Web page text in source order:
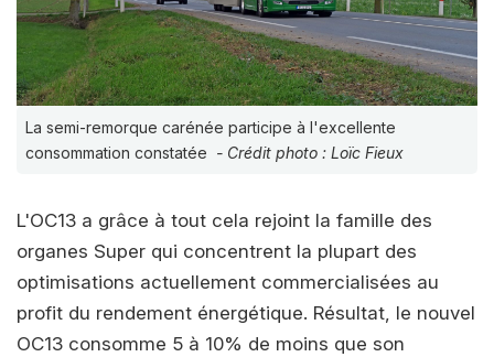
La semi-remorque carénée participe à l'excellente
consommation constatée - Crédit photo : Loïc Fieux
L'OC13 a grâce à tout cela rejoint la famille des
organes Super qui concentrent la plupart des
optimisations actuellement commercialisées au
profit du rendement énergétique. Résultat, le nouvel
OC13 consomme 5 à 10% de moins que son